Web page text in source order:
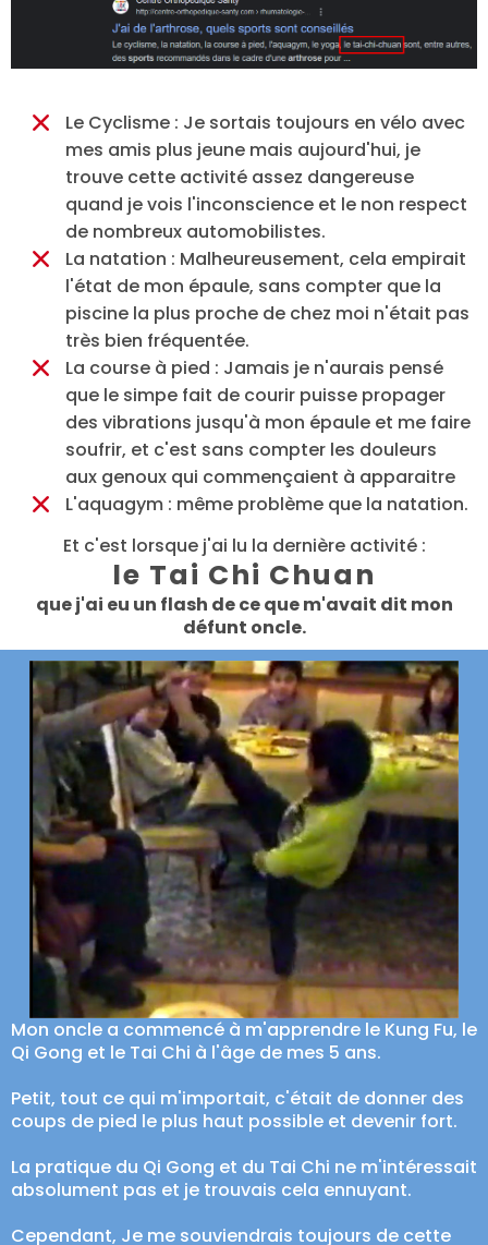
Le Cyclisme : Je sortais toujours en vélo avec
mes amis plus jeune mais aujourd'hui, je
trouve cette activité assez dangereuse
quand je vois l'inconscience et le non respect
de nombreux automobilistes.
La natation : Malheureusement, cela empirait
l'état de mon épaule, sans compter que la
piscine la plus proche de chez moi n'était pas
très bien fréquentée.
La course à pied : Jamais je n'aurais pensé
que le simpe fait de courir puisse propager
des vibrations jusqu'à mon épaule et me faire
soufrir, et c'est sans compter les douleurs
aux genoux qui commençaient à apparaitre
L'aquagym : même problème que la natation.
Et c'est lorsque j'ai lu la dernière activité :
le Tai Chi Chuan
que j'ai eu un flash de ce que m'avait dit mon
défunt oncle.
Mon oncle a commencé à m'apprendre le Kung Fu, le
Qi Gong et le Tai Chi à l'âge de mes 5 ans.
Petit, tout ce qui m'importait, c'était de donner des
coups de pied le plus haut possible et devenir fort.
La pratique du Qi Gong et du Tai Chi ne m'intéressait
absolument pas et je trouvais cela ennuyant.
Cependant, Je me souviendrais toujours de cette